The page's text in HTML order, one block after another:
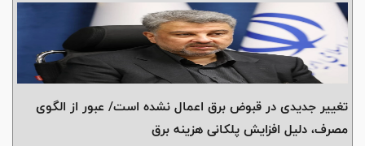
تغییر جدیدی در قبوض برق اعمال نشده است/ عبور از الگوی
مصرف، دلیل افزایش پلکانی هزینه برق